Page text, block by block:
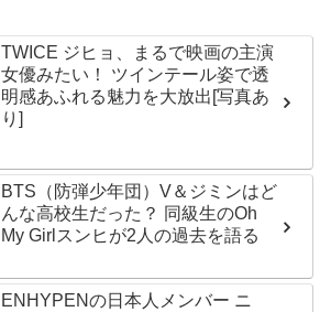
TWICE ジヒョ、まるで映画の主演
女優みたい！ ツインテール姿で透
明感あふれる魅力を大放出[写真あ
り]
BTS（防弾少年団）V＆ジミンはど
んな高校生だった？ 同級生のOh
My Girlスンヒが2人の過去を語る
ENHYPENの日本人メンバー ニ